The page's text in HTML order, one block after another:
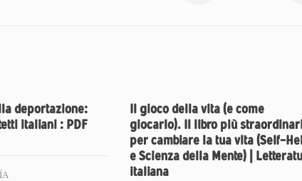
deportazione:
italiani : PDF
Il gioco della vita (e come
giocarlo). Il libro più
per cambiare la tua vita (Self-
e Scienza della Mente) |
italiana